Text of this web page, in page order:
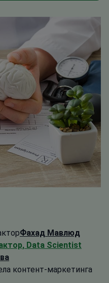
Фахад Мавлюд
Data Scientist
контент-маркетинга